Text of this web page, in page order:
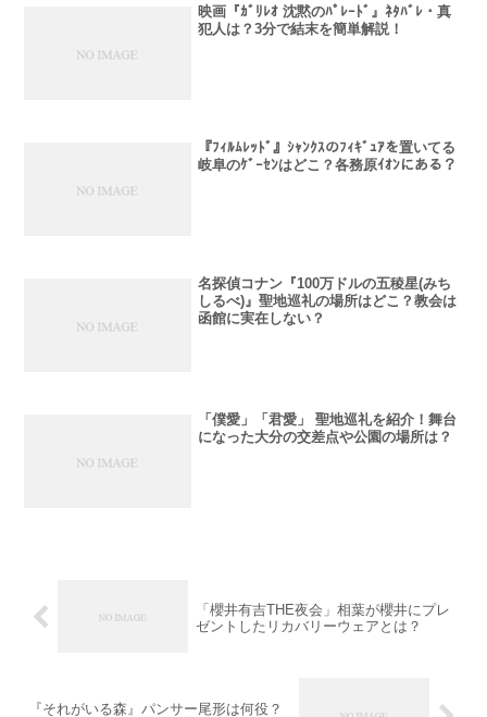
映画『ｶﾞﾘﾚｵ 沈黙のﾊﾟﾚｰﾄﾞ』ﾈﾀﾊﾞﾚ・真
犯人は？3分で結末を簡単解説！
『ﾌｨﾙﾑﾚｯﾄﾞ』ｼｬﾝｸｽのﾌｨｷﾞｭｱを置いてる
岐阜のｹﾞｰｾﾝはどこ？各務原ｲｵﾝにある？
名探偵コナン『100万ドルの五稜星(みち
しるべ)』聖地巡礼の場所はどこ？教会は
函館に実在しない？
「僕愛」「君愛」 聖地巡礼を紹介！舞台
になった大分の交差点や公園の場所は？
「櫻井有吉THE夜会」相葉が櫻井にプレ
ゼントしたリカバリーウェアとは？
『それがいる森』パンサー尾形は何役？